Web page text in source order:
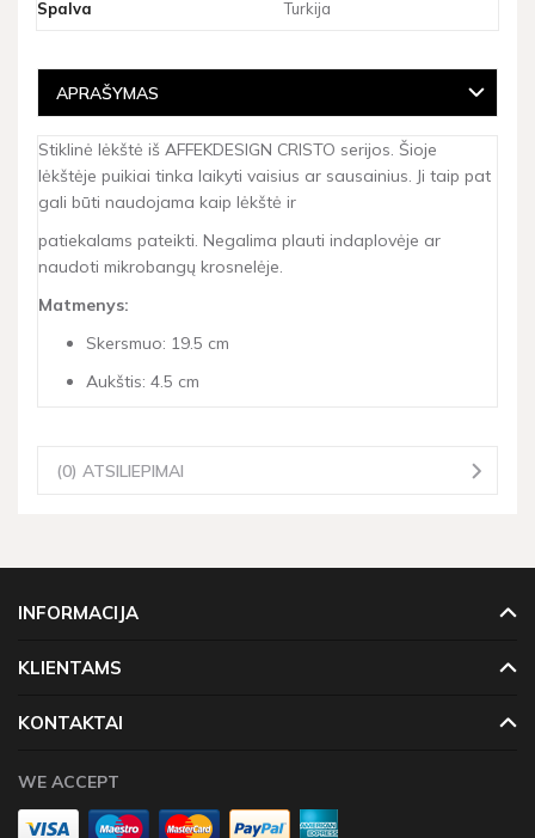
Spalva Turkija
APRAŠYMAS
Stiklinė lėkštė iš AFFEKDESIGN CRISTO serijos. Šioje
lėkštėje puikiai tinka laikyti vaisius ar sausainius. Ji taip pat
gali būti naudojama kaip lėkštė ir
patiekalams pateikti. Negalima plauti indaplovėje ar
naudoti mikrobangų krosnelėje.
Matmenys:
Skersmuo: 19.5 cm
Aukštis: 4.5 cm
(0) ATSILIEPIMAI
INFORMACIJA
KLIENTAMS
KONTAKTAI
WE ACCEPT